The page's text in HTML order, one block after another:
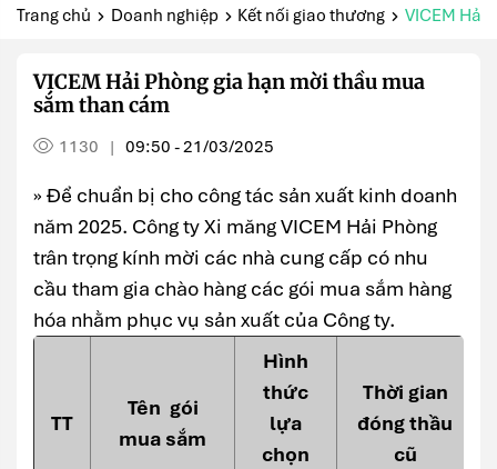
Trang chủ Doanh nghiệp Kết nối giao thương VICEM Hải
VICEM Hải Phòng gia hạn mời thầu mua
sắm than cám
1130 | 09:50 - 21/03/2025
» Để chuẩn bị cho công tác sản xuất kinh doanh
năm 2025. Công ty Xi măng VICEM Hải Phòng
trân trọng kính mời các nhà cung cấp có nhu
cầu tham gia chào hàng các gói mua sắm hàng
hóa nhằm phục vụ sản xuất của Công ty.
TT
Tên gói
mua sắm
Hình
thức
lựa
chọn
Thời gian
đóng thầu
cũ